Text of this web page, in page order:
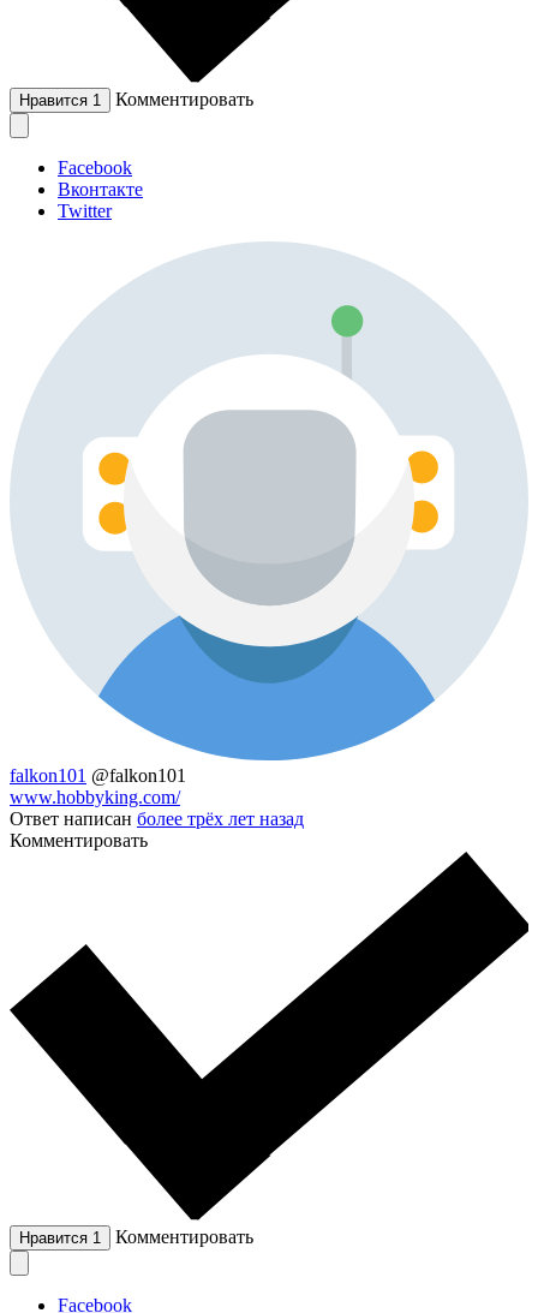
Нравится 1 Комментировать
Facebook
Вконтакте
Twitter
falkon101 @falkon101
www.hobbyking.com/
Ответ написан более трёх лет назад
Комментировать
Нравится 1 Комментировать
Facebook